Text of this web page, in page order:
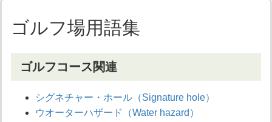
ゴルフ場用語集
ゴルフコース関連
シグネチャー・ホール（Signature hole）
ウオーターハザード（Water hazard）